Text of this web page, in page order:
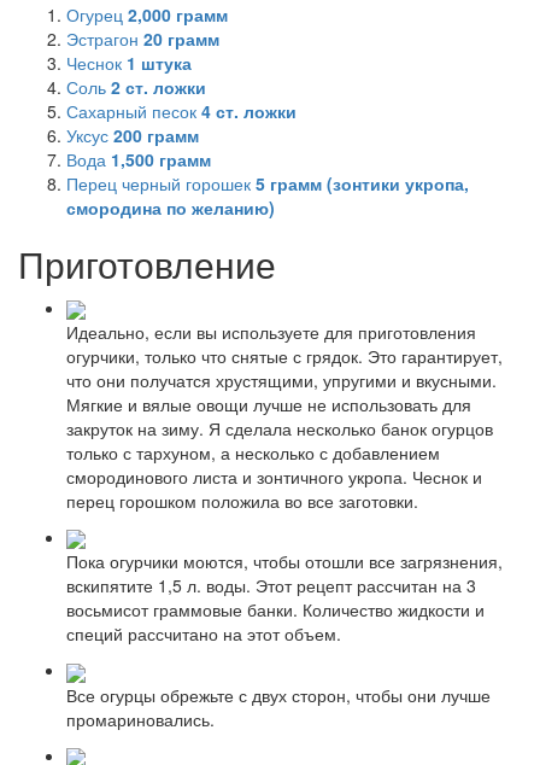
Огурец 2,000 грамм
Эстрагон 20 грамм
Чеснок 1 штука
Соль 2 ст. ложки
Сахарный песок 4 ст. ложки
Уксус 200 грамм
Вода 1,500 грамм
Перец черный горошек 5 грамм (зонтики укропа,
смородина по желанию)
Приготовление
Идеально, если вы используете для приготовления
огурчики, только что снятые с грядок. Это гарантирует,
что они получатся хрустящими, упругими и вкусными.
Мягкие и вялые овощи лучше не использовать для
закруток на зиму. Я сделала несколько банок огурцов
только с тархуном, а несколько с добавлением
смородинового листа и зонтичного укропа. Чеснок и
перец горошком положила во все заготовки.
Пока огурчики моются, чтобы отошли все загрязнения,
вскипятите 1,5 л. воды. Этот рецепт рассчитан на 3
восьмисот граммовые банки. Количество жидкости и
специй рассчитано на этот объем.
Все огурцы обрежьте с двух сторон, чтобы они лучше
промариновались.